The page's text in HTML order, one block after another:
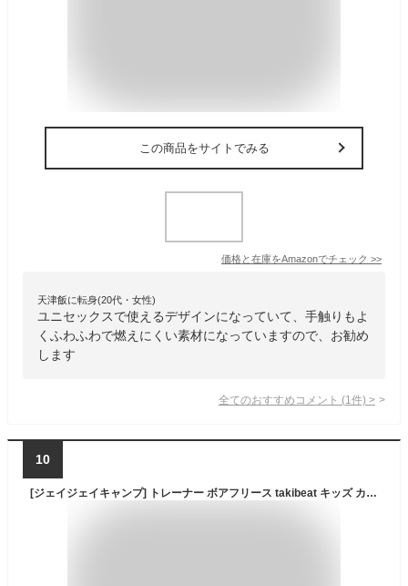
この商品をサイトでみる
価格と在庫をAmazonでチェック >>
天津飯に転身(20代・女性)
ユニセックスで使えるデザインになっていて、手触りもよ
くふわふわで燃えにくい素材になっていますので、お勧め
します
全てのおすすめコメント (1 件) >
10
[ジェイジェイキャンプ] トレーナー ボアフリース takibeat キッズ カーキ 120cm